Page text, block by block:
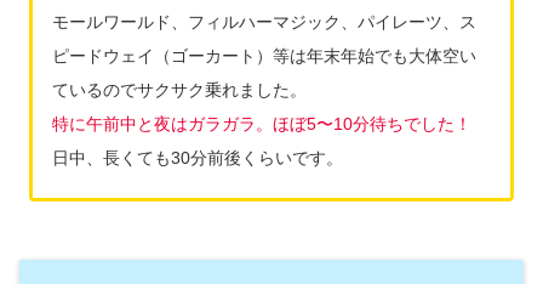
モールワールド、フィルハーマジック、パイレーツ、ス
ピードウェイ（ゴーカート）等は年末年始でも大体空い
ているのでサクサク乗れました。
特に午前中と夜はガラガラ。ほぼ5〜10分待ちでした！
日中、長くても30分前後くらいです。